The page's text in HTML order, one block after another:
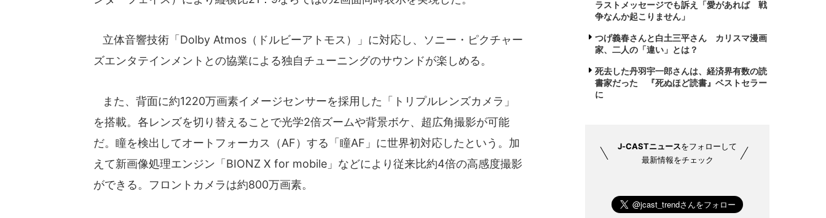
立体音響技術「Dolby Atmos（ドルビーアトモス）」に対応し、ソニー・ピクチャー
ズエンタテインメントとの協業による独自チューニングのサウンドが楽しめる。
また、背面に約1220万画素イメージセンサーを採用した「トリプルレンズカメラ」
を搭載。各レンズを切り替えることで光学2倍ズームや背景ボケ、超広角撮影が可能
だ。瞳を検出してオートフォーカス（AF）する「瞳AF」に世界初対応したという。加
えて新画像処理エンジン「BIONZ X for mobile」などにより従来比約4倍の高感度撮影
ができる。フロントカメラは約800万画素。
ラストメッセージでも訴え「愛があれば 戦
争なんか起こりません」
つげ義春さんと白土三平さん カリスマ漫画
家、二人の「違い」とは？
死去した丹羽宇一郎さんは、経済界有数の読
書家だった 『死ぬほど読書』ベストセラー
に
J-CASTニュースをフォローして
最新情報をチェック